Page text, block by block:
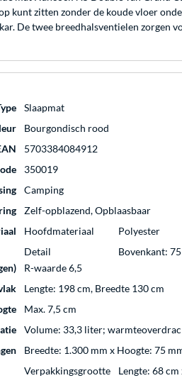
kunt zitten zonder de koude vloer
De twee breedhalsventielen zorgen
Slaapmat
Bourgondisch rood
5703384084912
350019
Camping
Zelf-opblazend, Opblaasbaar
Hoofdmateriaal
Polyester
Detail
Bovenkant:
R-waarde 6,5
Lengte: 198 cm, Breedte 130 cm
Max. 7,5 cm
Volume: 33,3 liter;
Breedte: 1.300 mm x Hoogte: 75
Verpakkingsgrootte
Lengte: 68